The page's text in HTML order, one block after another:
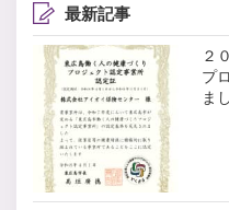
最新記事
２
プ
ま